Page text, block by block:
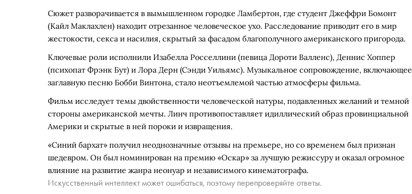
Сюжет разворачивается в вымышленном городке Ламбертон, где студент Джеффри Бомонт
(Кайл Маклахлен) находит отрезанное человеческое ухо. Расследование приводит его в мир
жестокости, секса и насилия, скрытый за фасадом благополучного американского пригорода.
Ключевые роли исполнили Изабелла Росселлини (певица Дороти Валленс), Деннис Хоппер
(психопат Фрэнк Бут) и Лора Дерн (Сэнди Уильямс). Музыкальное сопровождение, включающее
заглавную песню Бобби Винтона, стало неотъемлемой частью атмосферы фильма.
Фильм исследует темы двойственности человеческой натуры, подавленных желаний и темной
стороны американской мечты. Линч противопоставляет идиллический образ провинциальной
Америки и скрытые в ней пороки и извращения.
«Синий бархат» получил неоднозначные отзывы на премьере, но со временем был признан
шедевром. Он был номинирован на премию «Оскар» за лучшую режиссуру и оказал огромное
влияние на развитие жанра неонуар и независимого кинематографа.
Искусственный интеллект может ошибаться, поэтому перепроверяйте ответы.